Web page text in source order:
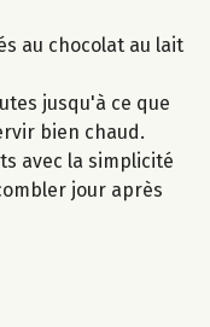
au chocolat au lait
jusqu'à ce que
bien chaud.
avec la simplicité
jour après